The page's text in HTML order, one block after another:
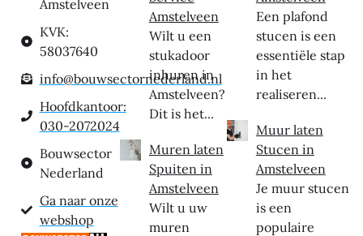
Amstelveen
KVK:
58037640
info@bouwsectornederland.nl
Hoofdkantoor:
030-2072024
Bouwsector
Nederland
Ga naar onze
webshop
Amstelveen
Wilt u een
stukadoor
inhuren in
Amstelveen?
Dit is het...
Muren laten
Spuiten in
Amstelveen
Wilt u uw
muren
Een plafond
stucen is een
essentiële stap
in het
realiseren...
Muur laten
Stucen in
Amstelveen
Je muur stucen
is een
populaire